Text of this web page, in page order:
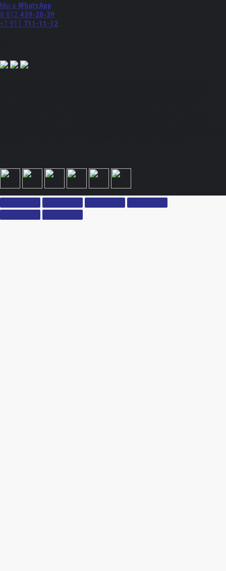
Мы в WhatsApp
8 812 439-20-39
+7 911 711-11-12